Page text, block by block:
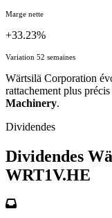
Marge nette
+33.23%
Variation 52 semaines
Wärtsilä Corporation
rattachement plus
Machinery.
Dividendes
Dividendes
WRT1V.HE